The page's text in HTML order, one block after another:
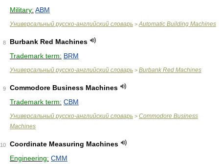
Military: ABM
Универсальный русско-английский словарь > Automatic Building Machines
8
Burbank Red Machines
Trademark term: BRM
Универсальный русско-английский словарь > Burbank Red Machines
9
Commodore Business Machines
Trademark term: CBM
Универсальный русско-английский словарь > Commodore Business
Machines
10
Coordinate Measuring Machines
Engineering: CMM